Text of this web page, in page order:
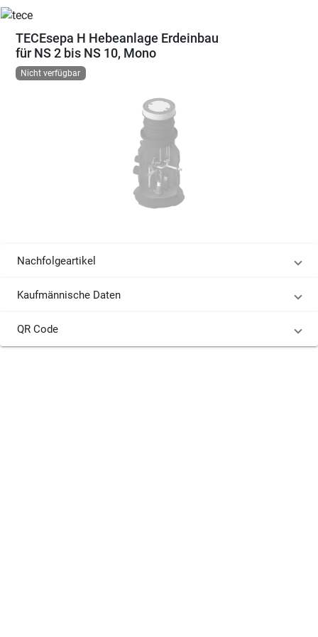
TECEsepa H Hebeanlage Erdeinbau
für NS 2 bis NS 10, Mono
Nicht verfügbar
Nachfolgeartikel
Kaufmännische Daten
QR Code